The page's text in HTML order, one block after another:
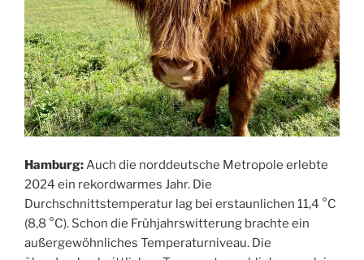
Hamburg:Auch die norddeutsche Metropole erlebte
2024 ein rekordwarmes Jahr. Die
Durchschnittstemperatur lag bei erstaunlichen 11,4 °C
(8,8 °C). Schon die Frühjahrswitterung brachte ein
außergewöhnliches Temperaturniveau. Die